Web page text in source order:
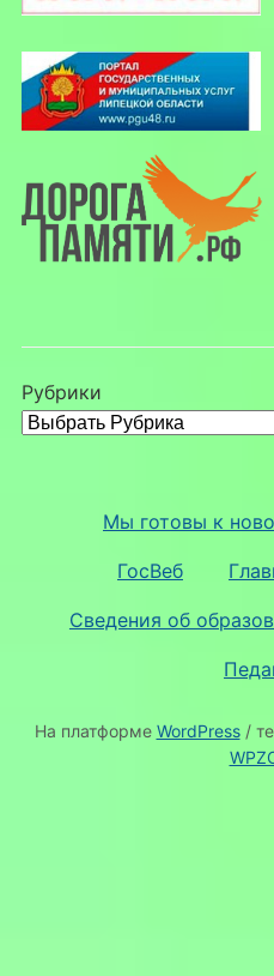
Рубрики
Мы готовы к
ГосВеб
Сведения об
На платформе WordPress/